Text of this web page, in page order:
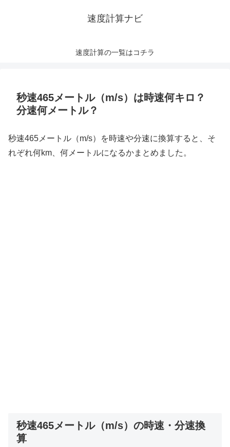
速度計算ナビ
速度計算の一覧はコチラ
秒速465メートル（m/s）は時速何キロ？
分速何メートル？
秒速465メートル（m/s）を時速や分速に換算すると、そ
れぞれ何km、何メートルになるかまとめました。
秒速465メートル（m/s）の時速・分速換
算